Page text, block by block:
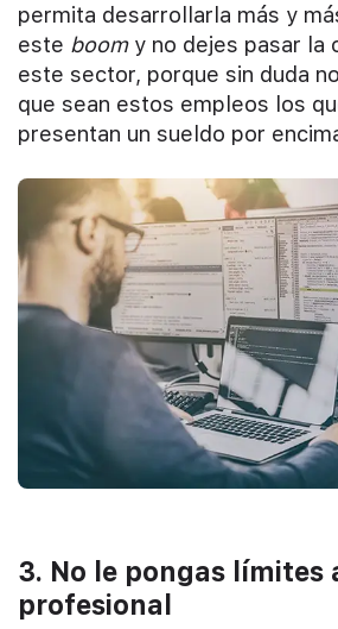
permita desarrollarla más y
este boomy no dejes pasar la
este sector, porque sin duda
que sean estos empleos los
presentan un sueldo por
3. No le pongas límites
profesional